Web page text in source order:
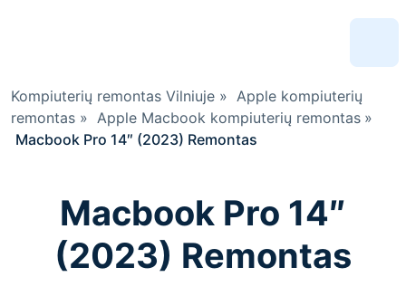
Kompiuterių remontas Vilniuje » Apple kompiuterių
remontas » Apple Macbook kompiuterių remontas »
Macbook Pro 14″ (2023) Remontas
Macbook Pro 14″
(2023) Remontas